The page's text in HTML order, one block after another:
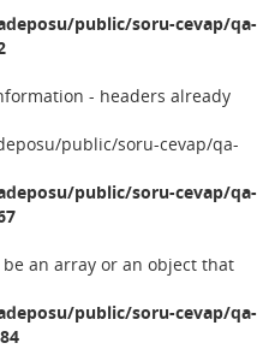
public/soru-cevap/qa-
- headers already
public/soru-cevap/qa-
public/soru-cevap/qa-
an array or an object that
public/soru-cevap/qa-